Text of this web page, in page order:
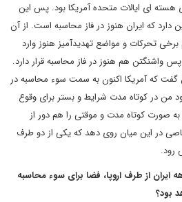
ای ایالات متحده آمریکا بود. پس این
دارد که ایران هنوز در فاز محاسبه است. از آن
برخی تحرکات و مواضع تهدیدآمیز هنوز وارد
هم هنوز در فاز محاسبه قرار دارد.
گفت که آمریکا اکنون به سمت سوء محاسبه در
در کوتاه مدت شرایط و بستر برای وقوع
صورت کوتاه مدت و موقتی را هم دور از
در این میان روی دهد که یکی از دو طرف
ایران از طرف اروپا، فضا برای سوء محاسبه
بود؟